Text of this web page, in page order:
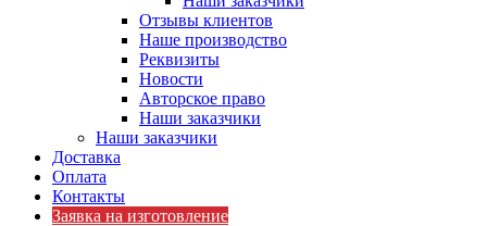
Отзывы клиентов
Наше производство
Реквизиты
Новости
Авторское право
Наши заказчики
Наши заказчики
Доставка
Оплата
Контакты
Заявка на изготовление